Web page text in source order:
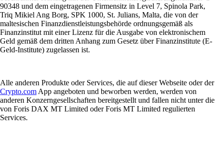
90348 und dem eingetragenen Firmensitz in Level 7, Spinola Park,
Triq Mikiel Ang Borg, SPK 1000, St. Julians, Malta, die von der
maltesischen Finanzdienstleistungsbehörde ordnungsgemäß als
Finanzinstitut mit einer Lizenz für die Ausgabe von elektronischem
Geld gemäß dem dritten Anhang zum Gesetz über Finanzinstitute (E-
Geld-Institute) zugelassen ist.
Alle anderen Produkte oder Services, die auf dieser Webseite oder der
Crypto.com App angeboten und beworben werden, werden von
anderen Konzerngesellschaften bereitgestellt und fallen nicht unter die
von Foris DAX MT Limited oder Foris MT Limited regulierten
Services.